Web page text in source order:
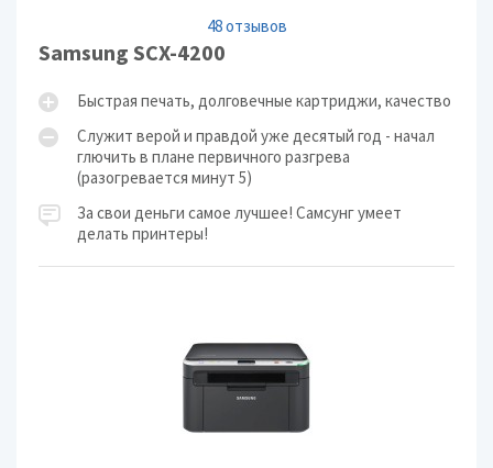
48 отзывов
Samsung SCX-4200
Быстрая печать, долговечные картриджи, качество
Служит верой и правдой уже десятый год - начал
глючить в плане первичного разгрева
(разогревается минут 5)
За свои деньги самое лучшее! Самсунг умеет
делать принтеры!